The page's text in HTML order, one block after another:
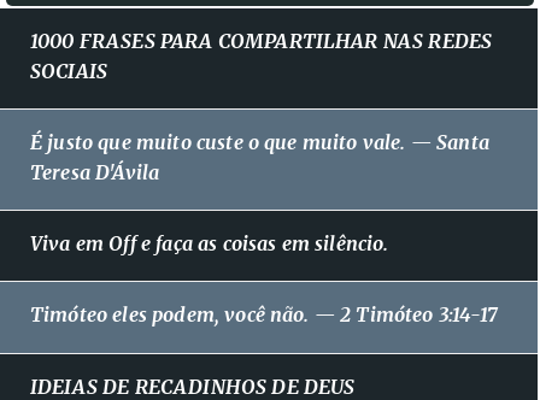
1000 FRASES PARA COMPARTILHAR NAS REDES
SOCIAIS
É justo que muito custe o que muito vale. — Santa
Teresa D'Ávila
Viva em Off e faça as coisas em silêncio.
Timóteo eles podem, você não. — 2 Timóteo 3:14-17
IDEIAS DE RECADINHOS DE DEUS